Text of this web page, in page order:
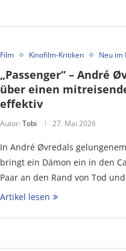
Film Kinofilm-Kritiken Neu im
„Passenger“ – André
über einen
effektiv
Autor: Tobi 27. Mai 2026
In André Øvredals
bringt ein Dämon ein in den
Paar an den Rand von Tod
Artikel lesen